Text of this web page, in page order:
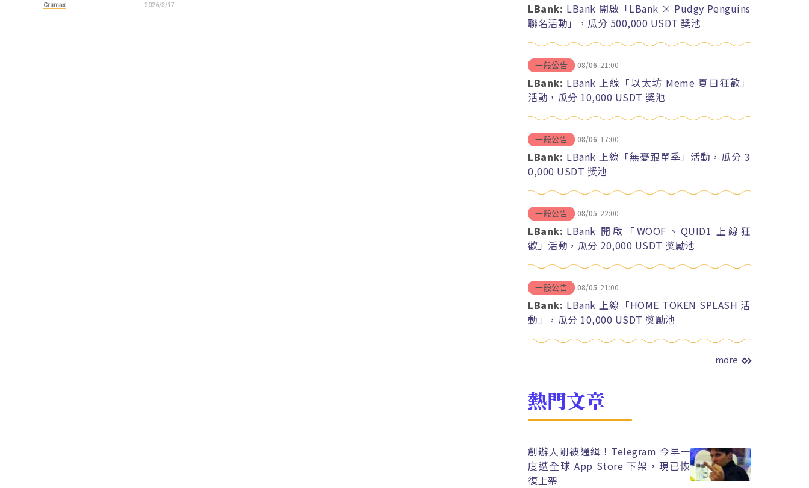
Crumax 2026/3/17 LBank: LBank 開啟「LBank × Pudgy Penguins
聯名活動」，瓜分 500,000 USDT 獎池
一般公告 08/06 21:00
LBank: LBank 上線「以太坊 Meme 夏日狂歡」
活動，瓜分 10,000 USDT 獎池
一般公告 08/06 17:00
LBank: LBank 上線「無憂跟單季」活動，瓜分 3
0,000 USDT 獎池
一般公告 08/05 22:00
LBank: LBank 開啟「WOOF、QUID1 上線狂
歡」活動，瓜分 20,000 USDT 獎勵池
一般公告 08/05 21:00
LBank: LBank 上線「HOME TOKEN SPLASH 活
動」，瓜分 10,000 USDT 獎勵池
more
熱門文章
創辦人剛被通緝！Telegram 今早一
度遭全球 App Store 下架，現已恢
復上架